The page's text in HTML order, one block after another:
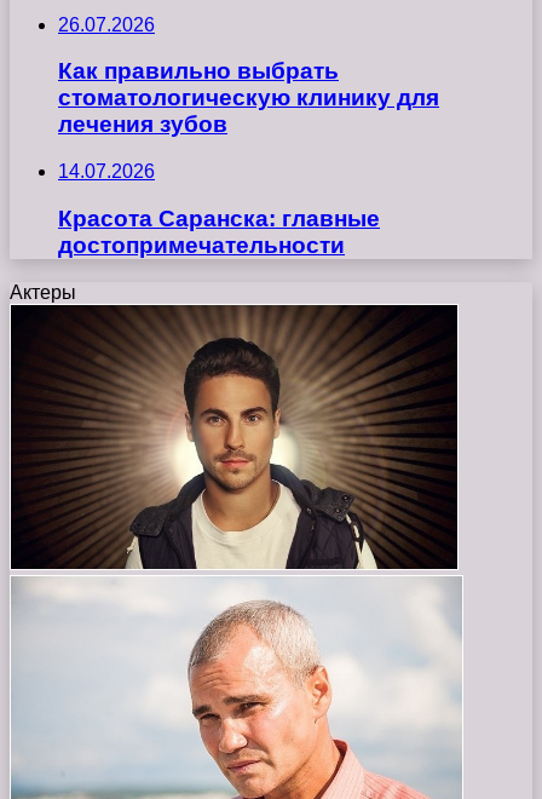
26.07.2026
Как правильно выбрать
стоматологическую клинику для
лечения зубов
14.07.2026
Красота Саранска: главные
достопримечательности
Актеры